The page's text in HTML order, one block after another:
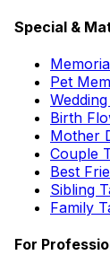
Special &
Pet
Birth
Mother
Couple
Best
Sibling
Family
For